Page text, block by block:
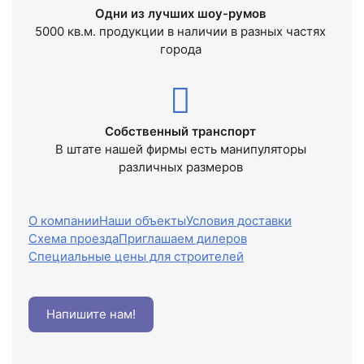
Одни из лучших шоу-румов
5000 кв.м. продукции в наличии в разных частях
города
Собственный транспорт
В штате нашей фирмы есть манипуляторы
различных размеров
О компанииНаши объектыУсловия доставки
Схема проездаПриглашаем дилеров
Специальные цены для строителей
Напишите нам!